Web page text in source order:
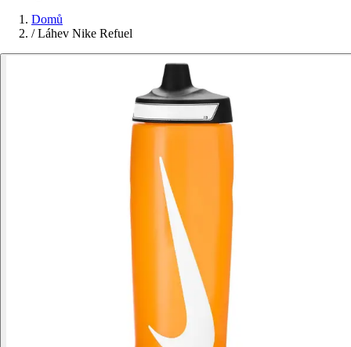
Domů
/ Láhev Nike Refuel